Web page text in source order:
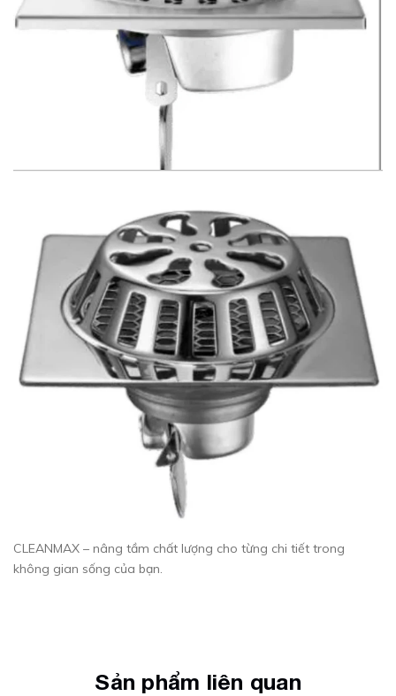
CLEANMAX – nâng tầm chất lượng cho từng chi tiết trong
không gian sống của bạn.
Sản phẩm liên quan